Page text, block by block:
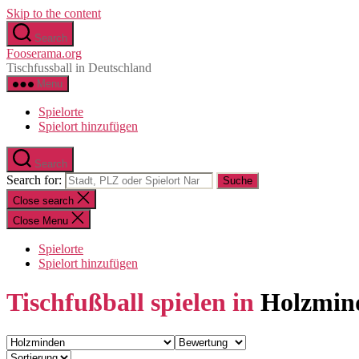
Skip to the content
Search
Fooserama.org
Tischfussball in Deutschland
Menu
Spielorte
Spielort hinzufügen
Search
Search for:
Close search
Close Menu
Spielorte
Spielort hinzufügen
Tischfußball spielen in